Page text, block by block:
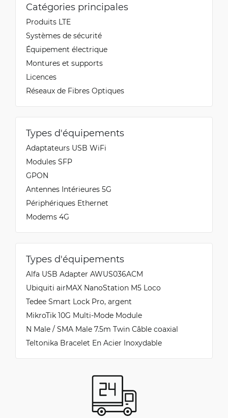
Catégories principales
Produits LTE
Systèmes de sécurité
Équipement électrique
Montures et supports
Licences
Réseaux de Fibres Optiques
Types d'équipements
Adaptateurs USB WiFi
Modules SFP
GPON
Antennes Intérieures 5G
Périphériques Ethernet
Modems 4G
Types d'équipements
Alfa USB Adapter AWUS036ACM
Ubiquiti airMAX NanoStation M5 Loco
Tedee Smart Lock Pro, argent
MikroTik 10G Multi-Mode Module
N Male / SMA Male 7.5m Twin Câble coaxial
Teltonika Bracelet En Acier Inoxydable